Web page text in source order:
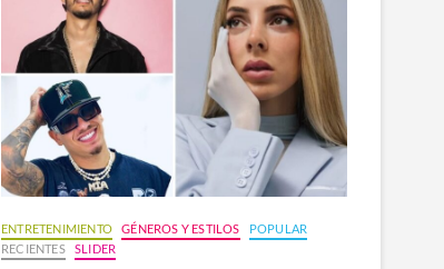
n
ú
ENTRETENIMIENTO GÉNEROS Y ESTILOS
POPULAR
RECIENTES
SLIDER